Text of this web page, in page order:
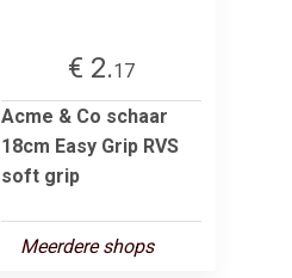
€ 2.17
Acme & Co schaar
18cm Easy Grip RVS
soft grip
Meerdere shops